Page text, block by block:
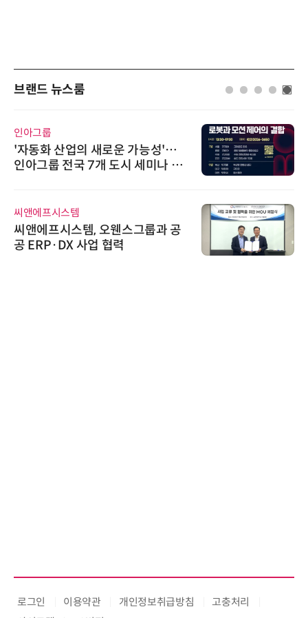
브랜드 뉴스룸
아그룹
동화 산업의 새로운 가능성'…
아그룹 전국 7개 도시 세미나 페
앤에프시스템
앤에프시스템, 오웬스그룹과 공
ERP·DX 사업 협력
에
시
상
트
슈
로그인 이용약관 개인정보취급방침
고충처리